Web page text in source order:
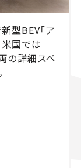
型BEV「ア
国では
の詳細スペ